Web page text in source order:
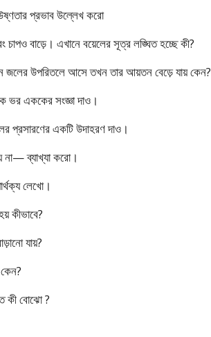
প্রভাব উল্লেখ করো
বাড়ে। এখানে বয়েলের সূত্র লঙ্ঘিত হচ্ছে কী?
জলের উপরিতলে আসে তখন তার আয়তন বেড়ে যায় কেন?
ভর এককের সংজ্ঞা দাও।
প্রসারণের একটি উদাহরণ দাও।
না— ব্যাখ্যা করো।
লেখো।
কীভাবে?
যায়?
কেন?
কী বোঝো ?